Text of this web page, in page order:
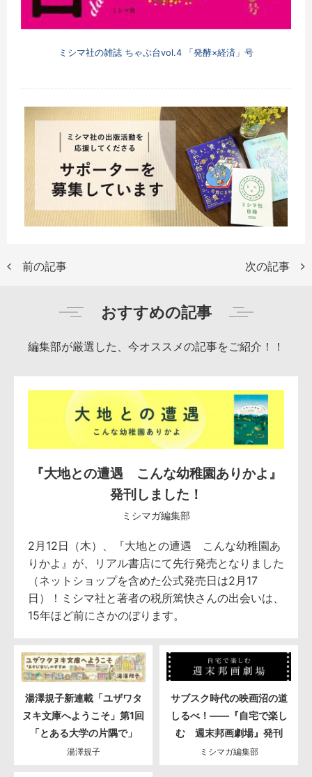
ミシマ社の雑誌 ちゃぶ台vol.4 「発酵×経済」号
前の記事 次の記事
おすすめの記事
編集部が厳選した、今オススメの記事をご紹介！！
『大地との遭遇 こんな幼稚園ありかよ』
発刊しました！
ミシマガ編集部
2月12日（木）、『大地との遭遇 こんな幼稚園あ
りかよ』が、リアル書店にて先行発売となりました
（ネットショップを含めた公式発売日は2月17
日）！ミシマ社と著者の税所篤快さんの出会いは、
15年ほど前にさかのぼります。
湯澤規子新連載「ユザワタ
ヌキ文庫へようこそ」第1回
「とある大学の片隅で」
湯澤規子
サブスク時代の映画沼の道
しるべ！――『自宅で楽し
む 週末邦画劇場』発刊
ミシマガ編集部